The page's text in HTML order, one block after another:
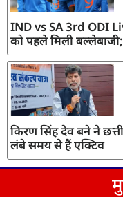
IND vs SA 3rd ODI
को पहले मिली
किरण सिंह देव बने ने
लंबे समय से हैं एक्टिव